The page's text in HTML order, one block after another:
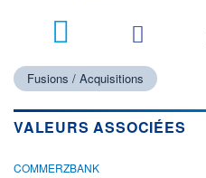
Fusions / Acquisitions
VALEURS ASSOCIÉES
COMMERZBANK